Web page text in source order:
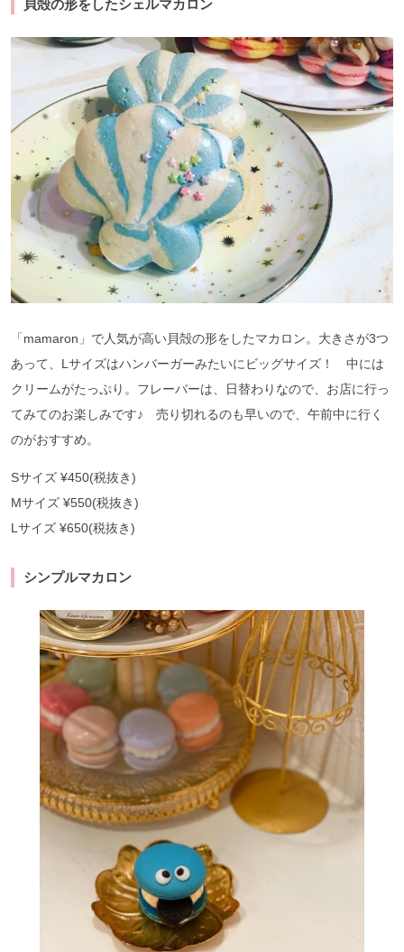
貝殻の形をしたシェルマカロン
「mamaron」で人気が高い貝殻の形をしたマカロン。大きさが3つ
あって、Lサイズはハンバーガーみたいにビッグサイズ！ 中には
クリームがたっぷり。フレーバーは、日替わりなので、お店に行っ
てみてのお楽しみです♪ 売り切れるのも早いので、午前中に行く
のがおすすめ。
Sサイズ ¥450(税抜き)
Mサイズ ¥550(税抜き)
Lサイズ ¥650(税抜き)
シンプルマカロン